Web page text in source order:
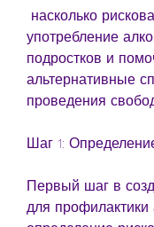
употребление
подростков и
альтернативные
проведения
Шаг 1:
Первый шаг в
для профилактики